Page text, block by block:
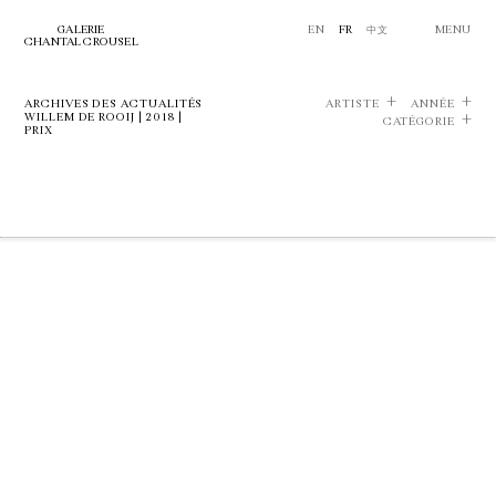
GALERIE
CHANTAL CROUSEL
EN FR 中文 MENU
ARCHIVES DES ACTUALITÉS
WILLEM DE ROOIJ | 2018 |
PRIX
ARTISTE
ANNÉE
CATÉGORIE